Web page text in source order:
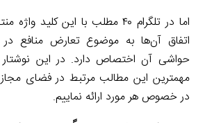
اما در تلگرام ۴۰ مطلب با این
اتفاق آن‌ها به موضوع تعارض منافع
حواشی آن اختصاص دارد. در این
مهمترین این مطالب مرتبط در فضای
در خصوص هر مورد ارائه نماییم.